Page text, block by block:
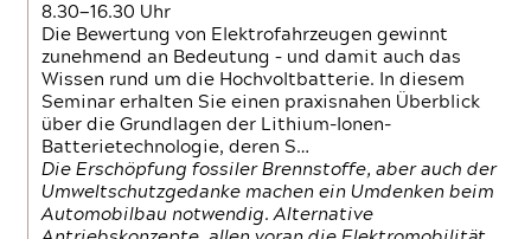
8.30—16.30 Uhr
Die Bewertung von Elektrofahrzeugen gewinnt
zunehmend an Bedeutung – und damit auch das
Wissen rund um die Hochvoltbatterie. In diesem
Seminar erhalten Sie einen praxisnahen Überblick
über die Grundlagen der Lithium-Ionen-
Batterietechnologie, deren S…
Die Erschöpfung fossiler Brennstoffe, aber auch der
Umweltschutzgedanke machen ein Umdenken beim
Automobilbau notwendig. Alternative